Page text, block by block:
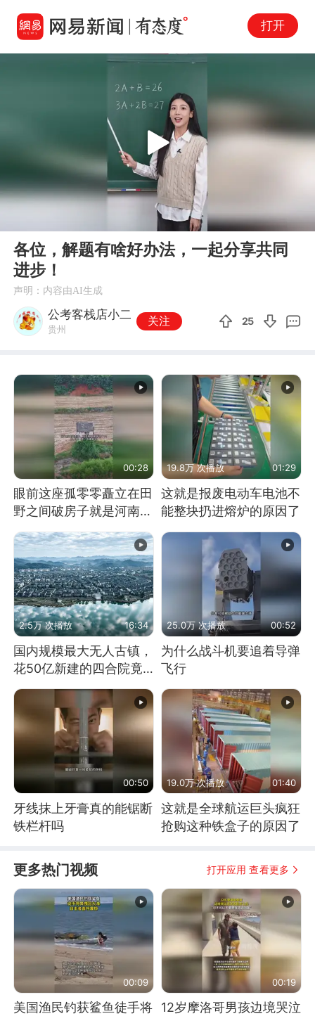
打开
00:14
Play
各位，解题有啥好办法，一起分享共同
进步！
声明：内容由AI生成
公考客栈店小二
贵州
关注 25
00:28
眼前这座孤零零矗立在田
野之间破房子就是河南省
19.8万 次播放 01:29
这就是报废电动车电池不
能整块扔进熔炉的原因了
2.5万 次播放 16:34
国内规模最大无人古镇，
花50亿新建的四合院竟
没人住，发生了啥
25.0万 次播放 00:52
为什么战斗机要追着导弹
飞行
00:50
牙线抹上牙膏真的能锯断
铁栏杆吗
19.0万 次播放 01:40
这就是全球航运巨头疯狂
抢购这种铁盒子的原因了
更多热门视频 打开应用 查看更多
00:09
美国渔民钓获鲨鱼徒手将
00:19
12岁摩洛哥男孩边境哭泣